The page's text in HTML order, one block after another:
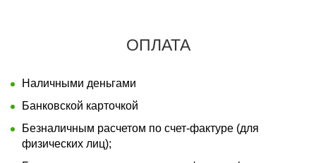
ОПЛАТА
Наличными деньгами
Банковской карточкой
Безналичным расчетом по счет-фактуре (для
физических лиц);